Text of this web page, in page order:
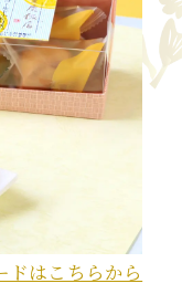
ドはこちらから